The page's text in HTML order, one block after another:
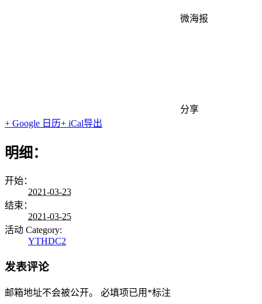
微海报
分享
+ Google 日历+ iCal导出
明细：
开始：
2021-03-23
结束：
2021-03-25
活动 Category:
YTHDC2
发表评论
邮箱地址不会被公开。 必填项已用 *标注